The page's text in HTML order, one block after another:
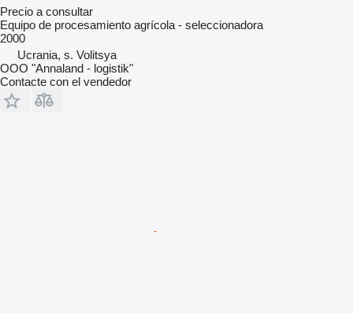
Precio a consultar
Equipo de procesamiento agrícola - seleccionadora
2000
Ucrania, s. Volitsya
OOO "Annaland - logistik"
Contacte con el vendedor